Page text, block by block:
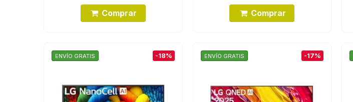
Comprar Comprar
ENVÍO GRATIS -18% ENVÍO GRATIS -17%